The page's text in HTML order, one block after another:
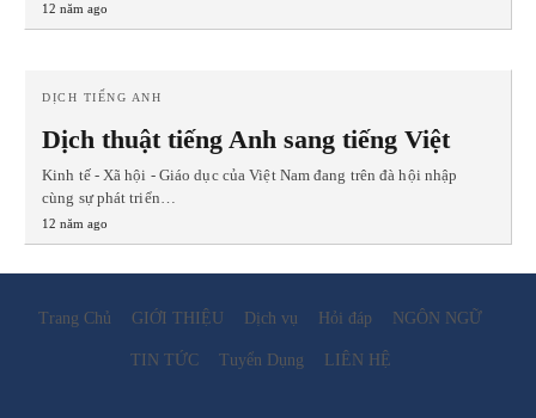
12 năm ago
DỊCH TIẾNG ANH
Dịch thuật tiếng Anh sang tiếng Việt
Kinh tế - Xã hội - Giáo dục của Việt Nam đang trên đà hội nhập
cùng sự phát triển…
12 năm ago
Trang Chủ GIỚI THIỆU Dịch vụ Hỏi đáp NGÔN NGỮ
TIN TỨC Tuyển Dụng LIÊN HỆ